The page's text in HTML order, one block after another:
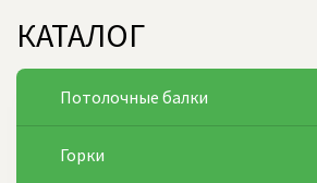
КАТАЛОГ
Потолочные балки
Горки